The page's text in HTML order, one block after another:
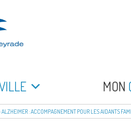
LA MON
ALZHEIMER : ACCOMPAGNEMENT POUR LES AIDANTS